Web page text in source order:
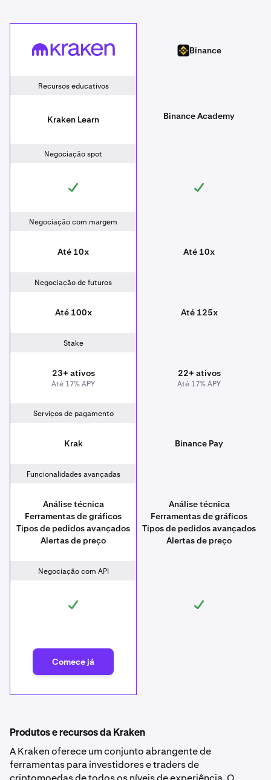
Kraken Binance
Binance
Recursos educativos
Kraken Learn Binance Academy
Negociação spot
Negociação com margem
Até 10x Até 10x
Negociação de futuros
Até 100x Até 125x
Stake
23+ ativos
Até 17% APY
22+ ativos
Até 17% APY
Serviços de pagamento
Krak Binance Pay
Funcionalidades avançadas
Análise técnica
Ferramentas de gráficos
Tipos de pedidos avançados
Alertas de preço
Análise técnica
Ferramentas de gráficos
Tipos de pedidos avançados
Alertas de preço
Negociação com API
Comece já
Produtos e recursos da Kraken
A Kraken oferece um conjunto abrangente de
ferramentas para investidores e traders de